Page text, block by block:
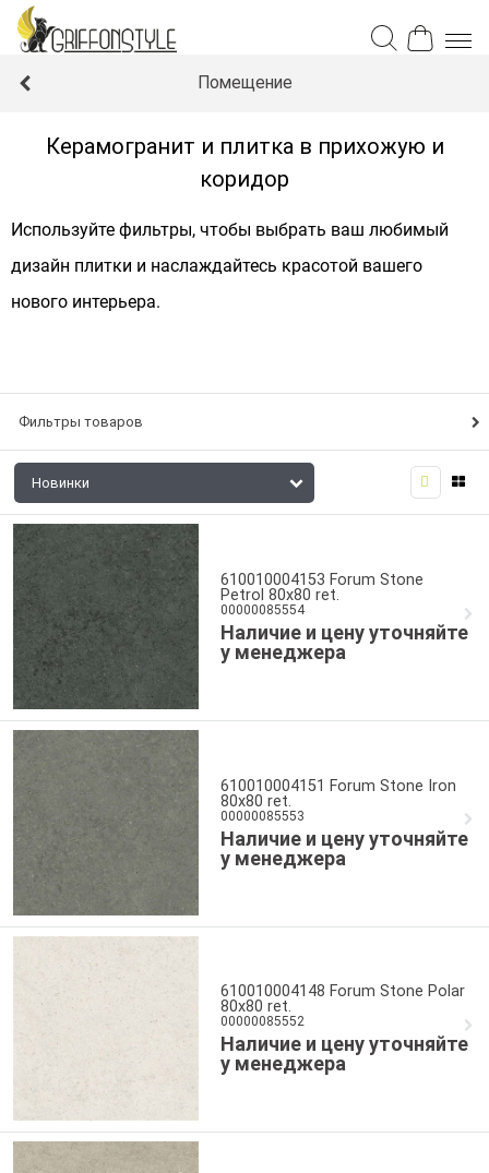
Помещение
Керамогранит и плитка в прихожую и
коридор
Используйте фильтры, чтобы выбрать ваш любимый
дизайн плитки и наслаждайтесь красотой вашего
нового интерьера.
Фильтры товаров
610010004153 Forum Stone
Petrol 80x80 ret.
00000085554
Наличие и цену уточняйте
у менеджера
610010004151 Forum Stone Iron
80x80 ret.
00000085553
Наличие и цену уточняйте
у менеджера
610010004148 Forum Stone Polar
80x80 ret.
00000085552
Наличие и цену уточняйте
у менеджера